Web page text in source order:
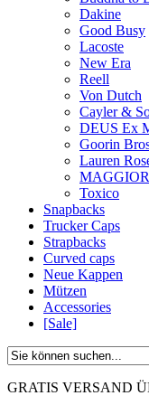
Dakine
Good Busy
Lacoste
New Era
Reell
Von Dutch
Cayler &
DEUS Ex
Goorin
Lauren
Toxico
Snapbacks
Trucker Caps
Strapbacks
Curved caps
Neue Kappen
Mützen
Accessories
[Sale]
GRATIS VERSAND